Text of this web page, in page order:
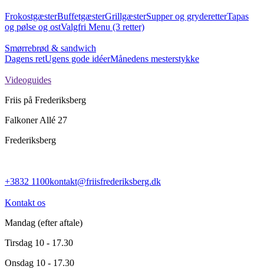
FrokostgæsterBuffetgæsterGrillgæsterSupper og gryderetterTapas
og pølse og ostValgfri Menu (3 retter)
Smørrebrød & sandwich
Dagens retUgens gode idéerMånedens mesterstykke
Videoguides
Friis på Frederiksberg
Falkoner Allé 27
Frederiksberg
+3832 1100kontakt@friisfrederiksberg.dk
Kontakt os
Mandag (efter aftale)
Tirsdag 10 - 17.30
Onsdag 10 - 17.30